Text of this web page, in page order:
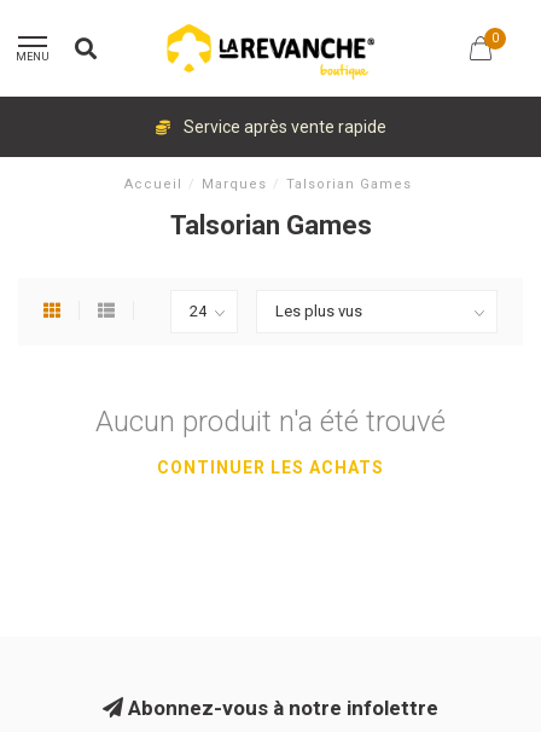
MENU
0
Service après vente rapide
Accueil / Marques / Talsorian Games
Talsorian Games
Aucun produit n'a été trouvé
CONTINUER LES ACHATS
Abonnez-vous à notre infolettre